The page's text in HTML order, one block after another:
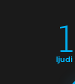
ljudi